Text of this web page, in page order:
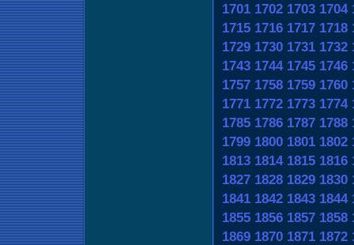
1701 1702 1703 1704
1715 1716 1717 1718
1729 1730 1731 1732
1743 1744 1745 1746
1757 1758 1759 1760
1771 1772 1773 1774
1785 1786 1787 1788
1799 1800 1801 1802
1813 1814 1815 1816
1827 1828 1829 1830
1841 1842 1843 1844
1855 1856 1857 1858
1869 1870 1871 1872